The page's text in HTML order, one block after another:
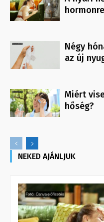
Négy
az új
Miért
hőség?
NEKED AJÁNLJUK